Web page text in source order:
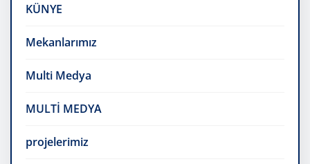
KÜNYE
Mekanlarımız
Multi Medya
MULTİ MEDYA
projelerimiz